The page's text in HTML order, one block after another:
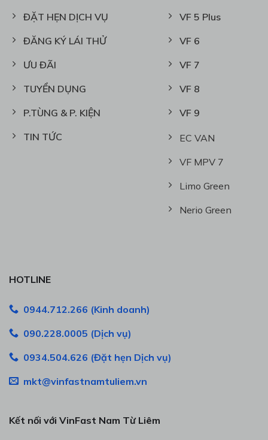
ĐẶT HẸN DỊCH VỤ
ĐĂNG KÝ LÁI THỬ
ƯU ĐÃI
TUYỂN DỤNG
P.TÙNG & P. KIỆN
TIN TỨC
VF 5 Plus
VF 6
VF 7
VF 8
VF 9
EC VAN
VF MPV 7
Limo Green
Nerio Green
HOTLINE
0944.712.266 (Kinh doanh)
090.228.0005 (Dịch vụ)
0934.504.626 (Đặt hẹn Dịch vụ)
mkt@vinfastnamtuliem.vn
Kết nối với VinFast Nam Từ Liêm